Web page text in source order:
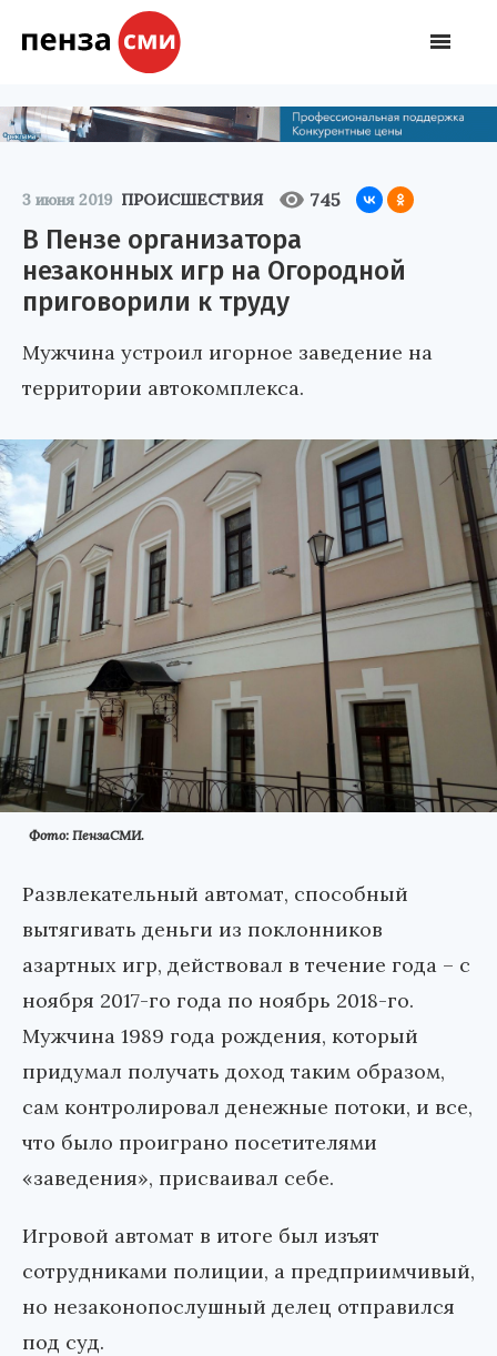
3 июня 2019 ПРОИСШЕСТВИЯ 745
В Пензе организатора
незаконных игр на Огородной
приговорили к труду
Мужчина устроил игорное заведение на
территории автокомплекса.
Фото: ПензаСМИ.
Развлекательный автомат, способный
вытягивать деньги из поклонников
азартных игр, действовал в течение года – с
ноября 2017-го года по ноябрь 2018-го.
Мужчина 1989 года рождения, который
придумал получать доход таким образом,
сам контролировал денежные потоки, и все,
что было проиграно посетителями
«заведения», присваивал себе.
Игровой автомат в итоге был изъят
сотрудниками полиции, а предприимчивый,
но незаконопослушный делец отправился
под суд.